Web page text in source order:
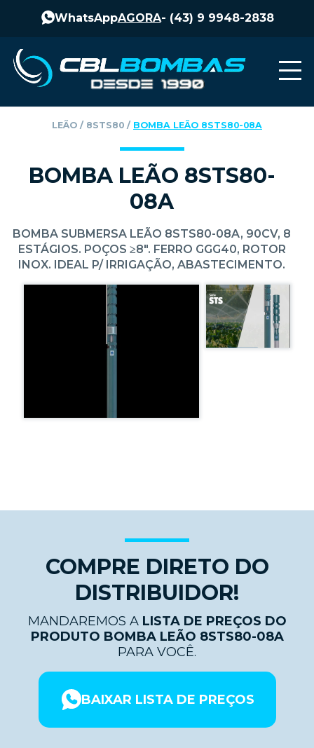
WhatsAppAGORA- (43) 9 9948-2838
LEÃO ‎ / ‎ 8STS80 ‎ / ‎ BOMBA LEÃO 8STS80-08A
BOMBA LEÃO 8STS80-
08A
BOMBA SUBMERSA LEÃO 8STS80-08A, 90CV, 8
ESTÁGIOS. POÇOS ≥8". FERRO GGG40, ROTOR
INOX. IDEAL P/ IRRIGAÇÃO, ABASTECIMENTO.
COMPRE DIRETO DO
DISTRIBUIDOR!
MANDAREMOS A LISTA DE PREÇOS DO
PRODUTO BOMBA LEÃO 8STS80-08A
PARA VOCÊ.
BAIXAR LISTA DE PREÇOS